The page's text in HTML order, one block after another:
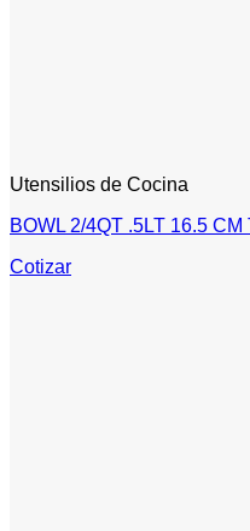
Utensilios de Cocina
BOWL 2/4QT .5LT 16.5
Cotizar